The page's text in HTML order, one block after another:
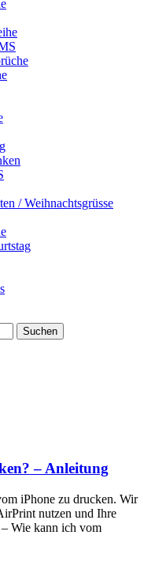
/ Weihnachtsgrüsse
– Anleitung
iPhone zu drucken. Wir
nutzen und Ihre
Wie kann ich vom